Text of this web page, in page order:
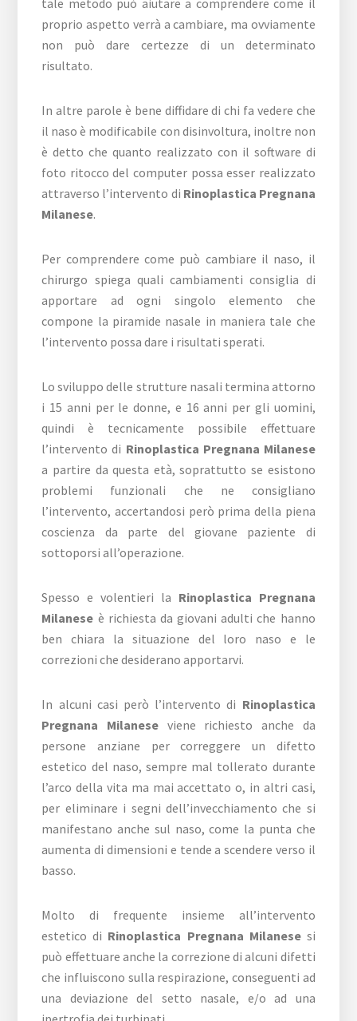
tale metodo può aiutare a comprendere come il
proprio aspetto verrà a cambiare, ma ovviamente
non può dare certezze di un determinato
risultato.
In altre parole è bene diffidare di chi fa vedere che
il naso è modificabile con disinvoltura, inoltre non
è detto che quanto realizzato con il software di
foto ritocco del computer possa esser realizzato
attraverso l’intervento di Rinoplastica Pregnana
Milanese.
Per comprendere come può cambiare il naso, il
chirurgo spiega quali cambiamenti consiglia di
apportare ad ogni singolo elemento che
compone la piramide nasale in maniera tale che
l’intervento possa dare i risultati sperati.
Lo sviluppo delle strutture nasali termina attorno
i 15 anni per le donne, e 16 anni per gli uomini,
quindi è tecnicamente possibile effettuare
l’intervento di Rinoplastica Pregnana Milanese
a partire da questa età, soprattutto se esistono
problemi funzionali che ne consigliano
l’intervento, accertandosi però prima della piena
coscienza da parte del giovane paziente di
sottoporsi all’operazione.
Spesso e volentieri la Rinoplastica Pregnana
Milanese è richiesta da giovani adulti che hanno
ben chiara la situazione del loro naso e le
correzioni che desiderano apportarvi.
In alcuni casi però l’intervento di Rinoplastica
Pregnana Milanese viene richiesto anche da
persone anziane per correggere un difetto
estetico del naso, sempre mal tollerato durante
l’arco della vita ma mai accettato o, in altri casi,
per eliminare i segni dell’invecchiamento che si
manifestano anche sul naso, come la punta che
aumenta di dimensioni e tende a scendere verso il
basso.
Molto di frequente insieme all’intervento
estetico di Rinoplastica Pregnana Milanesesi
può effettuare anche la correzione di alcuni difetti
che influiscono sulla respirazione, conseguenti ad
una deviazione del setto nasale, e/o ad una